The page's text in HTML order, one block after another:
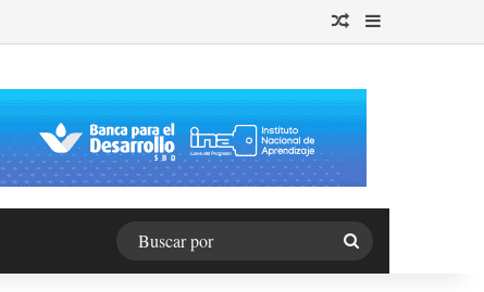
Publicación al azar
Barra lateral
Buscar
por